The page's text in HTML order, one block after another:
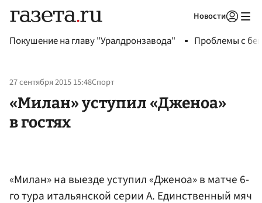
Новости
Покушение на главу "Уралдронзавода" Проблемы с
27 сентября 2015 15:48Спорт
«Милан» уступил «Дженоа»
в гостях
«Милан» на выезде уступил «Дженоа» в матче 6-
го тура итальянской серии A. Единственный мяч